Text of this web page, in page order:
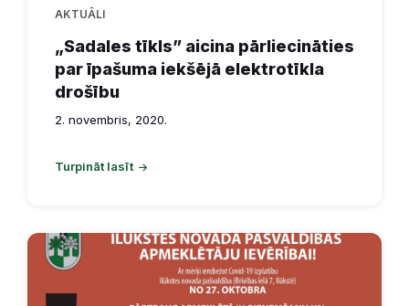
AKTUĀLI
„Sadales tīkls” aicina pārliecināties
par īpašuma iekšējā elektrotīkla
drošību
2. novembris, 2020.
Turpināt lasīt